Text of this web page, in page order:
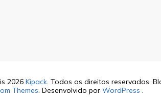
2026 Kipack. Todos os direitos reservados.
Themes. Desenvolvido por WordPress .